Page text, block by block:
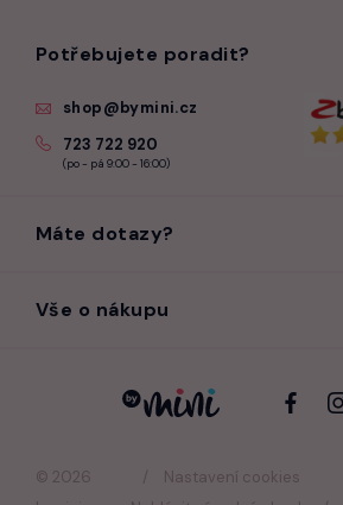
© 2026
Nastavení cookies
Potřebujete poradit?
shop@bymini.cz
723 722 920
(po - pá 9:00 - 16:00)
Máte dotazy?
Vše o nákupu